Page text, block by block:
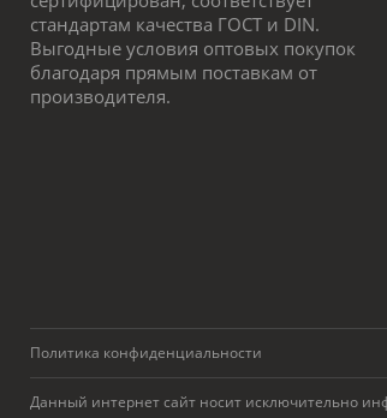
стандартам качества ГОСТ и DIN.
Выгодные условия оптовых покупок
благодаря прямым поставкам от
производителя.
Политика конфиденциальности
Данный интернет сайт носит исключительно